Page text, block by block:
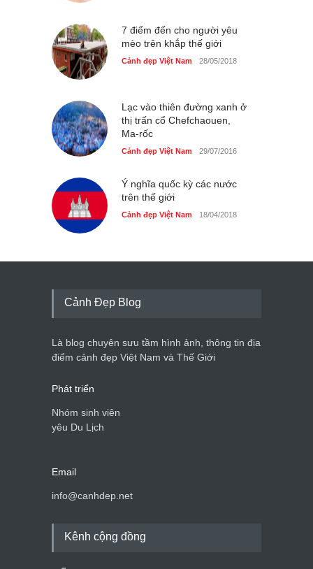
Thực hư cây cầu gỗ dài
nhất Việt Nam bị ‘xóa sổ’
sau lũ
Bún cá thố và bánh canh
cốt dừa miền Tây ở Sài Gòn
Cảnh đẹp Việt Nam
dân dã ở Sài Gòn
Cảnh đẹp Việt Nam
7 điểm đến cho người yêu
mèo trên khắp thế giới
Cảnh đẹp Việt Nam 28/05/2018
Lạc vào thiên đường xanh ở
thị trấn cổ Chefchaouen,
Ma-rốc
Cảnh đẹp Việt Nam 29/07/2016
Ý nghĩa quốc kỳ các nước
trên thế giới
Cảnh đẹp Việt Nam 18/04/2018
Cảnh Đẹp Blog
Là blog chuyên sưu tầm hình ảnh, thông tin địa
điểm cảnh đẹp Việt Nam và Thế Giới
Phát triển
Nhóm sinh viên
yêu Du Lịch
Email
info@canhdep.net
Kênh cộng đồng